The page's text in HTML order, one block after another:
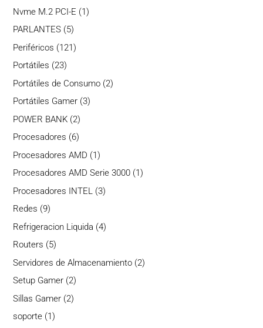
productos
Nvme M.2 PCI-E 11
PARLANTES 55
productos
Periféricos 121121
Portátiles 2323
productos
Portátiles de Consumo 22
Portátiles Gamer 33
POWER BANK 22
productos
Procesadores 66
productos
Procesadores AMD 11
producto
Procesadores AMD Serie 3000 1 1
Procesadores INTEL 33
Redes 99
productos
Refrigeracion Liquida 44
Routers 55
productos
Servidores de Almacenamiento 22
Setup Gamer 22
Sillas Gamer 22
soporte 1 1